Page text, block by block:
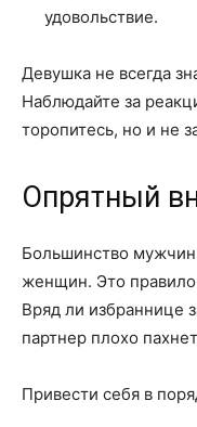
удовольствие.
Девушка не всегда
Наблюдайте за
торопитесь, но и не
Опрятный
Большинство
женщин. Это правило
Вряд ли избраннице
партнер плохо
Привести себя в